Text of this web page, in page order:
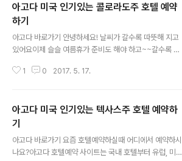
아고다 미국 인기있는 콜로라도주 호텔 예약
하기
아고다 바로가기​ 안녕하세요! 날씨가 갈수록 따뜻해 지고
있어요이제 슬슬 여름휴가 준비도 해야 하고~~갈수록 여
보니 호텔예약도 어떻게하느냐에 따라서 가격이 천차만별
용할 수 있습니다. 아고다 호텔예약시 주의사항! 1. 달러 결
제 예약원화는 이중으로 카드수수료가 적용됩니다. 2. 격
실 취소수수료 확인예약시 최소수수료나 환불불가 등세부
사항을 잘 확인하고 예약하셔야 합니다. 3. 특가 프로모션
호텔확인기본적으로 최대 30% 할인을 해주지만 시즌별로
1 0 2017. 5. 17.
아고다 미국 인기있는 텍사스주 호텔 예약하
기
아고다 바로가기​ 요즘 호텔예약하실때 어디에서 예약하시
나요?아고다 호텔예약 사이트는 국내 호텔부터 유럽, 미국